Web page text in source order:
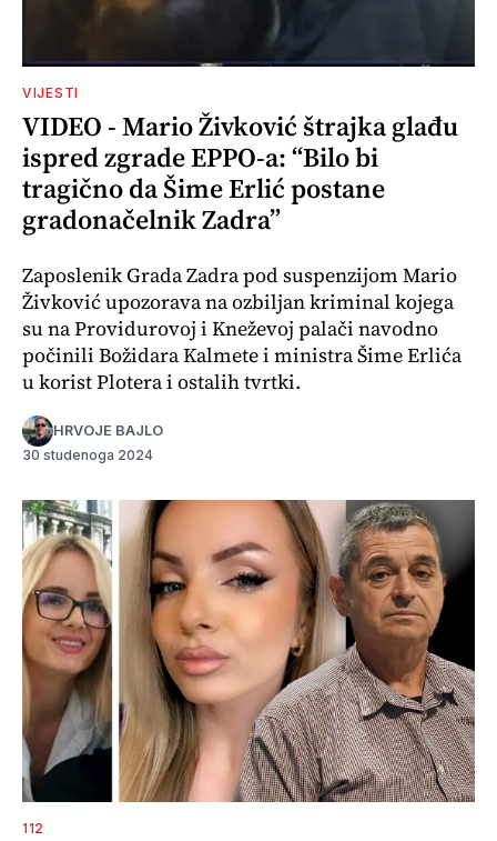
VIJESTI
VIDEO - Mario Živković štrajka glađu
ispred zgrade EPPO-a: “Bilo bi
tragično da Šime Erlić postane
gradonačelnik Zadra”
Zaposlenik Grada Zadra pod suspenzijom Mario
Živković upozorava na ozbiljan kriminal kojega
su na Providurovoj i Kneževoj palači navodno
počinili Božidara Kalmete i ministra Šime Erlića
u korist Plotera i ostalih tvrtki.
HRVOJE BAJLO
30 studenoga 2024
112